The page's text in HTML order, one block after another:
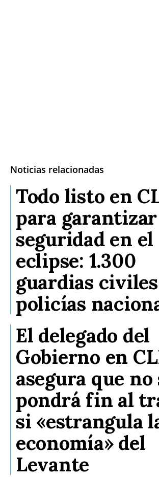
Noticias relacionadas
Todo listo en
para
seguridad en el
eclipse: 1.300
guardias
policías
El delegado del
Gobierno en
asegura que no
pondrá fin al
si «estrangula
economía» del
Levante